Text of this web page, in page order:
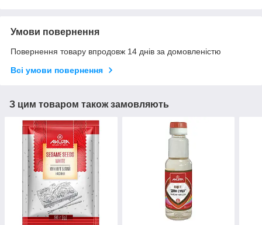
Умови повернення
Повернення товару впродовж 14 днів за домовленістю
Всі умови повернення
З цим товаром також замовляють